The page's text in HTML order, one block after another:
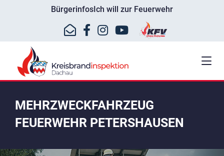
BürgerinfosIch will zur Feuerwehr
MEHRZWECKFAHRZEUG
FEUERWEHR PETERSHAUSEN